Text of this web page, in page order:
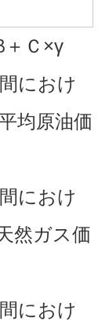
Ｃ×γ
におけ
均原油価
におけ
然ガス価
におけ